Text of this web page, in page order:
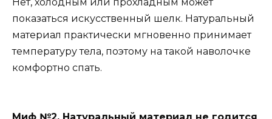
показаться искусственный шелк. Натуральный
материал практически мгновенно принимает
температуру тела, поэтому на такой наволочке
комфортно спать.